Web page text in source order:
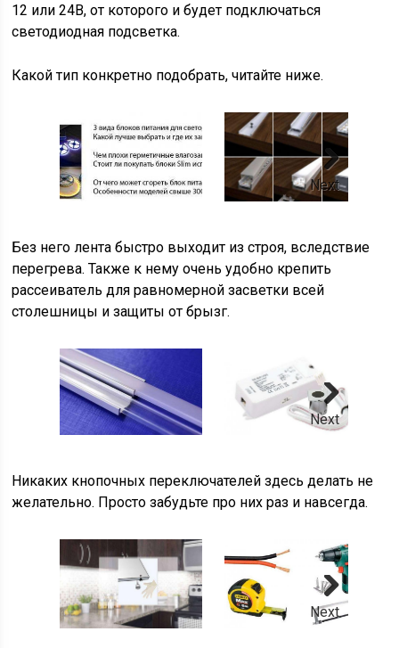
12 или 24В, от которого и будет подключаться
светодиодная подсветка.
Какой тип конкретно подобрать, читайте ниже.
Next
Без него лента быстро выходит из строя, вследствие
перегрева. Также к нему очень удобно крепить
рассеиватель для равномерной засветки всей
столешницы и защиты от брызг.
Next
Никаких кнопочных переключателей здесь делать не
желательно. Просто забудьте про них раз и навсегда.
Next